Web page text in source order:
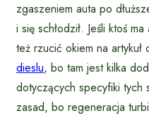
zgaszeniem auta po
i się schłodził. Jeśli ktoś
też rzucić okiem na artykuł
dieslu, bo tam jest kilka
dotyczących specyfiki tych
zasad, bo regeneracja